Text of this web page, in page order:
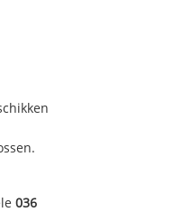
036